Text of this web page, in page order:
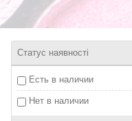
Статус наявності
Есть в наличии
Нет в наличии